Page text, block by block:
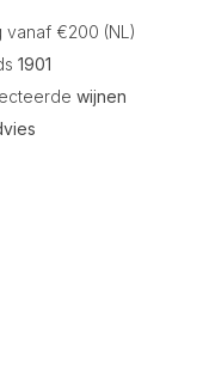
vanaf €200 (NL)
1901
wijnen